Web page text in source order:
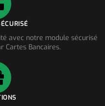
avec notre module sécurisé
Cartes Bancaires.